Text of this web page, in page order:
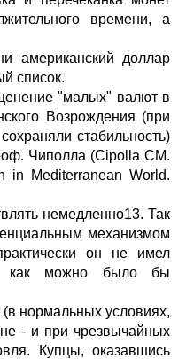
времени, а
американский доллар
список.
"малых" валют в
Возрождения (при
стабильность)
Чиполла (Cipolla CM.
in Mediterranean World.
немедленно13. Так
механизмом
он не имел
как можно было бы
нормальных условиях,
- и при чрезвычайных
Купцы, оказавшись